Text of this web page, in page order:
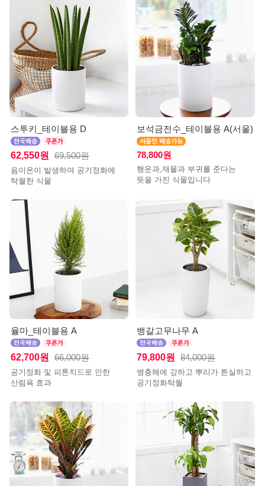
스투키_테이블용 D
62,550원 69,500원
음이온이 발생하여 공기정화에
탁월한 식물
보석금전수_테이블용 A(서울)
78,800원
행운과,재물과 부귀를 준다는
뜻을 가진 식물입니다
율마_테이블용 A
62,700원 66,000원
공기정화 및 피톤치드로 인한
산림욕 효과
뱅갈고무나무 A
79,800원 84,000원
병충해에 강하고 뿌리가 튼실하고
공기정화탁월